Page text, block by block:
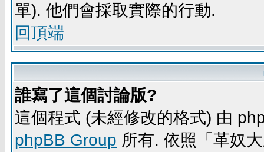
單). 他們會採取實際的行動.
回頂端
誰寫了這個討論版?
這個程式 (未經修改的格式) 由
phpBB Group 所有. 依照「革奴